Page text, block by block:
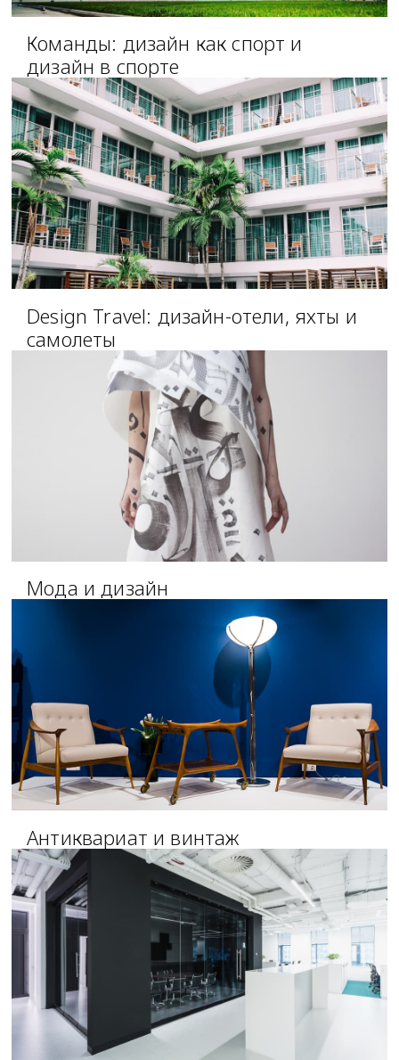
Команды: дизайн как спорт и
дизайн в спорте
Design Travel: дизайн-отели, яхты и
самолеты
Мода и дизайн
Антиквариат и винтаж